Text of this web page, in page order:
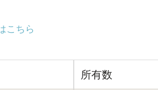
こちら
所有数